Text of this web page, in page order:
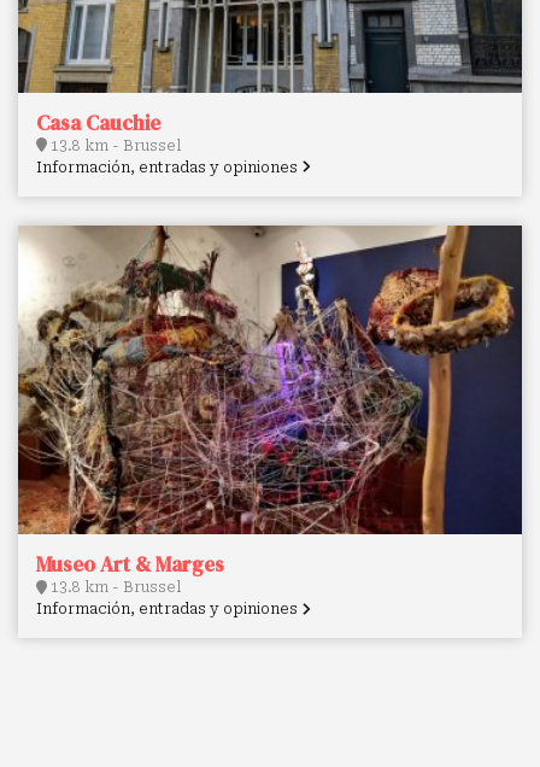
Casa Cauchie
13.8 km - Brussel
Información, entradas y opiniones
Museo Art & Marges
13.8 km - Brussel
Información, entradas y opiniones